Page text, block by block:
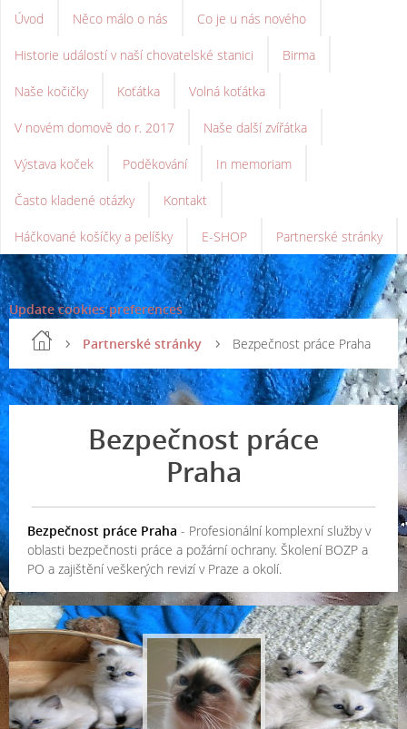
Úvod Něco málo o nás Co je u nás nového
Historie událostí v naší chovatelské stanici Birma
Naše kočičky Koťátka Volná koťátka
V novém domově do r. 2017 Naše další zvířátka
Výstava koček Poděkování In memoriam
Často kladené otázky Kontakt
Háčkované košíčky a pelíšky E-SHOP Partnerské stránky
Update cookies preferences
Partnerské stránky
Bezpečnost práce Praha
Bezpečnost práce
Praha
Bezpečnost práce Praha - Profesionální komplexní služby v
oblasti bezpečnosti práce a požární ochrany. Školení BOZP a
PO a zajištění veškerých revizí v Praze a okolí.